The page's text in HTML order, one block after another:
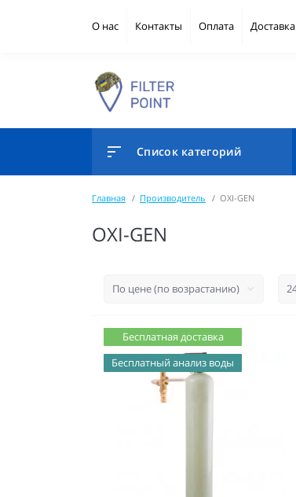
О нас Контакты Оплата Доставка
Список категорий
Главная Производитель OXI-GEN
OXI-GEN
Бесплатная доставка
Бесплатный анализ воды